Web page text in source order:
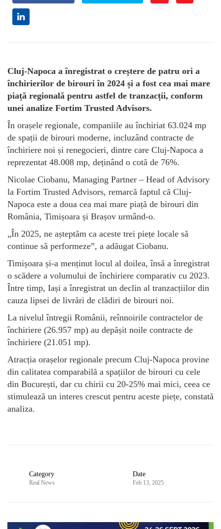
Cluj-Napoca a înregistrat o creștere de patru ori a
închirierilor de birouri în 2024 și a fost cea mai mare
piață regională pentru astfel de tranzacții, conform
unei analize Fortim Trusted Advisors.
În orașele regionale, companiile au închiriat 63.024 mp
de spații de birouri moderne, incluzând contracte de
închiriere noi și renegocieri, dintre care Cluj-Napoca a
reprezentat 48.008 mp, deținând o cotă de 76%.
Nicolae Ciobanu, Managing Partner – Head of Advisory
la Fortim Trusted Advisors, remarcă faptul că Cluj-
Napoca este a doua cea mai mare piață de birouri din
România, Timișoara și Brașov urmând-o.
„În 2025, ne așteptăm ca aceste trei piețe locale să
continue să performeze”, a adăugat Ciobanu.
Timișoara și-a menținut locul al doilea, însă a înregistrat
o scădere a volumului de închiriere comparativ cu 2023.
Între timp, Iași a înregistrat un declin al tranzacțiilor din
cauza lipsei de livrări de clădiri de birouri noi.
La nivelul întregii Românii, reînnoirile contractelor de
închiriere (26.957 mp) au depășit noile contracte de
închiriere (21.051 mp).
Atracția orașelor regionale precum Cluj-Napoca provine
din calitatea comparabilă a spațiilor de birouri cu cele
din București, dar cu chirii cu 20-25% mai mici, ceea ce
stimulează un interes crescut pentru aceste piețe, constată
analiza.
Category
Real News
Date
Feb 13, 2025